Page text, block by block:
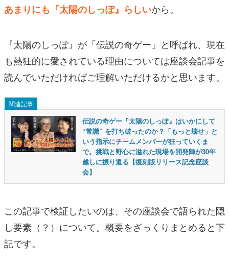
あまりにも『太陽のしっぽ』らしいから。
『太陽のしっぽ』が「伝説の奇ゲー」と呼ばれ、現在
も熱狂的に愛されている理由については座談会記事を
読んでいただければご理解いただけるかと思います。
関連記事
伝説の奇ゲー『太陽のしっぽ』はいかにして
“常識” を打ち破ったのか？「もっと壊せ」と
いう指示にチームメンバーが狂っていくま
で。挑戦と野心に溢れた現場を開発陣が30年
越しに振り返る【復刻版リリース記念座談
会】
この記事で検証したいのは、その座談会で語られた隠
し要素（？）について。概要をざっくりまとめると下
記です。